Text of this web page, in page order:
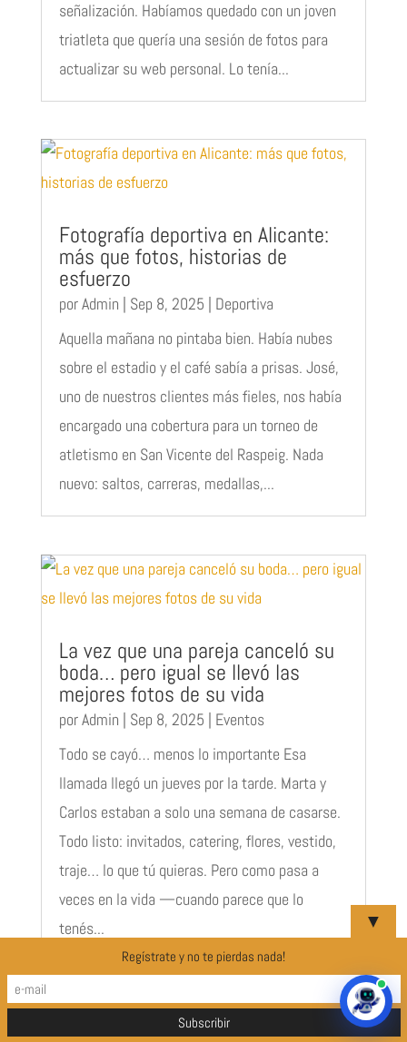
señalización. Habíamos quedado con un joven
triatleta que quería una sesión de fotos para
actualizar su web personal. Lo tenía...
Fotografía deportiva en Alicante:
más que fotos, historias de
esfuerzo
porAdmin | Sep 8, 2025 | Deportiva
Aquella mañana no pintaba bien. Había nubes
sobre el estadio y el café sabía a prisas. José,
uno de nuestros clientes más fieles, nos había
encargado una cobertura para un torneo de
atletismo en San Vicente del Raspeig. Nada
nuevo: saltos, carreras, medallas,...
La vez que una pareja canceló su
boda… pero igual se llevó las
mejores fotos de su vida
porAdmin | Sep 8, 2025 | Eventos
Todo se cayó… menos lo importante Esa
llamada llegó un jueves por la tarde. Marta y
Carlos estaban a solo una semana de casarse.
Todo listo: invitados, catering, flores, vestido,
traje… lo que tú quieras. Pero como pasa a
veces en la vida —cuando parece que lo
tenés...
▼
Regístrate y no te pierdas nada!